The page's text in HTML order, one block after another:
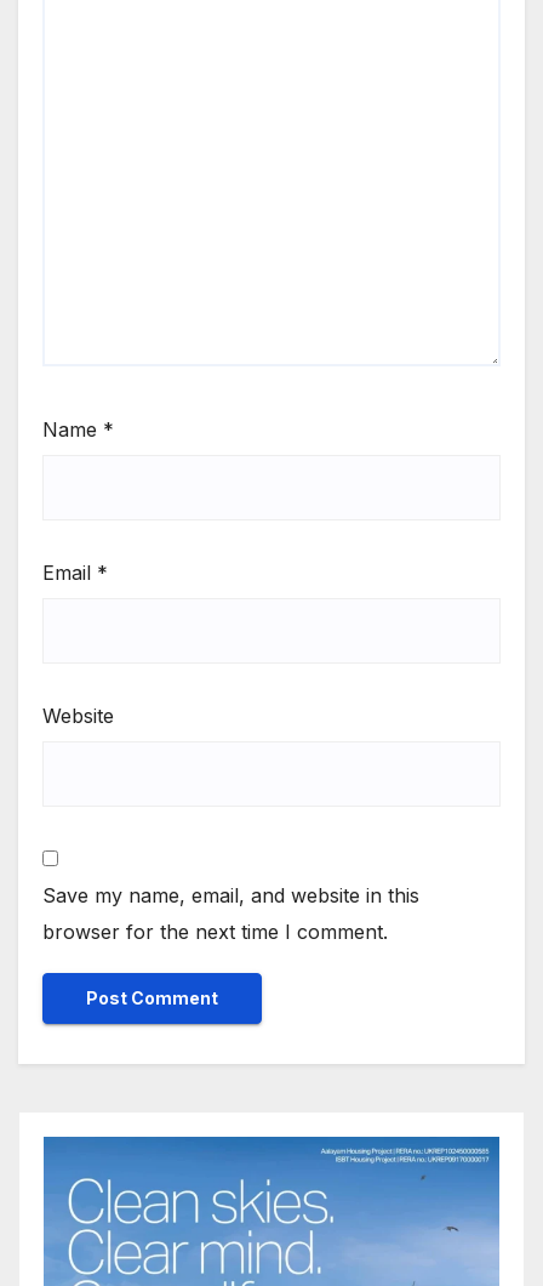
Name *
Email *
Website
Save my name, email, and website in this
browser for the next time I comment.